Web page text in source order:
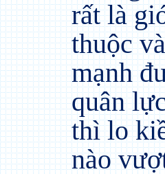
rất là
thuộc
mạnh
quân
thì lo
nào